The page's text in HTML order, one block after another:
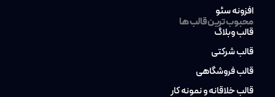
افزونه سئو
محبوب ترین قالب ها
قالب وبلاگ
قالب شرکتی
قالب فروشگاهی
قالب خلاقانه و نمونه کار